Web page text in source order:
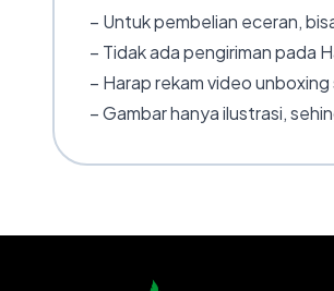
– Untuk pembelian eceran,
– Tidak ada pengiriman pada
– Harap rekam video
– Gambar hanya ilustrasi,